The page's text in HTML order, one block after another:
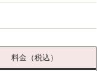
料金（税込）